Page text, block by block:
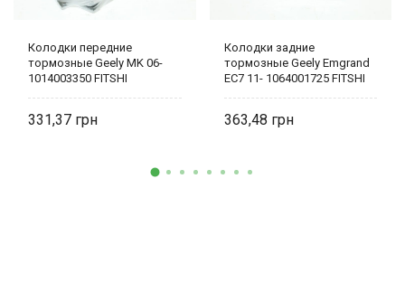
Колодки передние
тормозные Geely MK 06-
1014003350 FITSHI
331,37
Колодки задние
тормозные Geely Emgrand
EC7 11- 1064001725 FITSHI
363,48